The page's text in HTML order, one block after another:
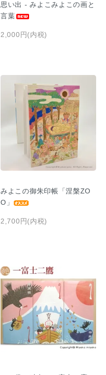
思い出 - みよこみよこの画と
言葉
2,000円(内税)
みよこの御朱印帳「涅槃ZO
O」
2,700円(内税)